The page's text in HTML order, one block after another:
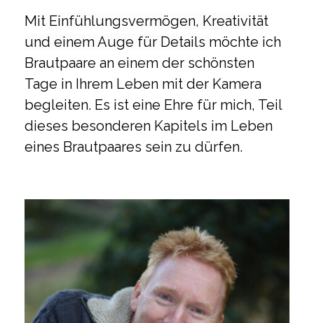
Mit Einfühlungsvermögen, Kreativität
und einem Auge für Details möchte ich
Brautpaare an einem der schönsten
Tage in Ihrem Leben mit der Kamera
begleiten. Es ist eine Ehre für mich, Teil
dieses besonderen Kapitels im Leben
eines Brautpaares sein zu dürfen.